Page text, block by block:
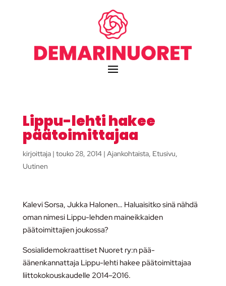
Lippu-lehti hakee
päätoimittajaa
kirjoittaja | touko 28, 2014| Ajankohtaista, Etusivu,
Uutinen
Kalevi Sorsa, Jukka Halonen… Haluaisitko sinä nähdä
oman nimesi Lippu-lehden maineikkaiden
päätoimittajien joukossa?
Sosialidemokraattiset Nuoret ry:n pää-
äänenkannattaja Lippu-lehti hakee päätoimittajaa
liittokokouskaudelle 2014–2016.